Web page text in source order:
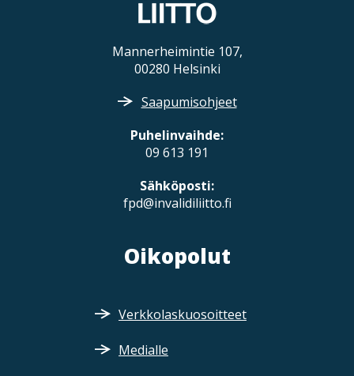
Mannerheimintie 107,
00280 Helsinki
Saapumisohjeet
Puhelinvaihde:
09 613 191
Sähköposti:
fpd@invalidiliitto.fi
Oikopolut
Verkkolaskuosoitteet
Medialle